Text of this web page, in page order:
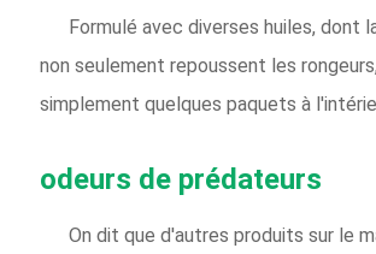
Formulé avec diverses huiles, dont
non seulement repoussent les
simplement quelques paquets à
odeurs de prédateurs
On dit que d'autres produits sur le